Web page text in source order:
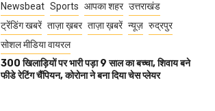
Newsbeat Sports आपका शहर उत्तराखंड
ट्रेंडिंग खबरें ताज़ा ख़बर ताज़ा ख़बरें न्यूज़ रुद्रपुर
सोशल मीडिया वायरल
300 खिलाड़ियों पर भारी पड़ा 9 साल का बच्चा, शिवाय बने
फीडे रेटिंग चैंपियन, कोरोना ने बना दिया चेस प्लेयर